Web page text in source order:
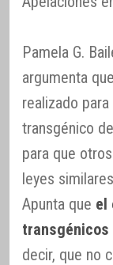
Pamela G.
argumenta
realizado
transgénico
para que
leyes
Apunta que el
transgénicos
decir, que no